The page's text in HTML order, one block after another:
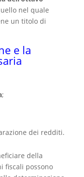
nel quale
un titolo di
e la
;
dei redditi.
della
fiscali possono